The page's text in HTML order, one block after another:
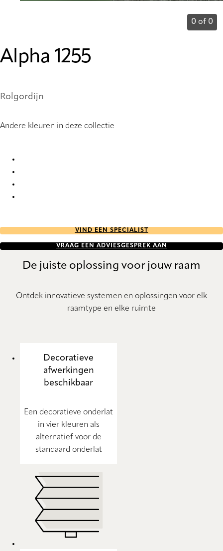
0 of 0
Alpha 1255
Rolgordijn
Andere kleuren in deze collectie
VIND EEN SPECIALIST
VRAAG EEN ADVIESGESPREK AAN
De juiste oplossing voor jouw raam
Ontdek innovatieve systemen en oplossingen voor elk
raamtype en elke ruimte
Decoratieve
afwerkingen
beschikbaar
Een decoratieve onderlat
in vier kleuren als
alternatief voor de
standaard onderlat